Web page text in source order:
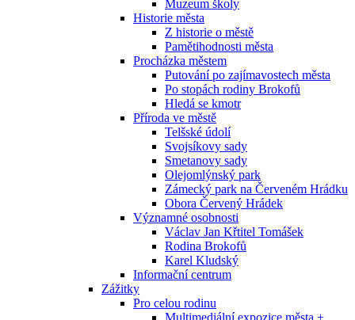
Muzeum školy
Historie města
Z historie o městě
Pamětihodnosti města
Procházka městem
Putování po zajímavostech města
Po stopách rodiny Brokofů
Hledá se kmotr
Příroda ve městě
Telšské údolí
Svojsíkovy sady
Smetanovy sady
Olejomlýnský park
Zámecký park na Červeném Hrádku
Obora Červený Hrádek
Významné osobnosti
Václav Jan Křtitel Tomášek
Rodina Brokofů
Karel Kludský
Informační centrum
Zážitky
Pro celou rodinu
Multimediální expozice města +